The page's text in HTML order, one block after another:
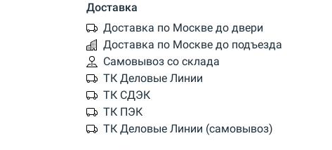
Доставка
Доставка по Москве до двери
Доставка по Москве до подъезда
Самовывоз со склада
ТК Деловые Линии
ТК СДЭК
ТК ПЭК
ТК Деловые Линии (самовывоз)